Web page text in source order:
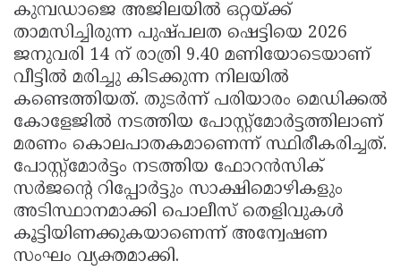
കുമ്പഡാജെ അജിലയിൽ ഒറ്റയ്ക്ക്
താമസിച്ചിരുന്ന പുഷ്പലത ഷെട്ടിയെ 2026
ജനുവരി 14 ന് രാത്രി 9.40 മണിയോടെയാണ്
വീട്ടിൽ മരിച്ചു കിടക്കുന്ന നിലയിൽ
കണ്ടെത്തിയത്. തുടർന്ന് പരിയാരം മെഡിക്കൽ
കോളേജിൽ നടത്തിയ പോസ്റ്റ്മോർട്ടത്തിലാണ്
മരണം കൊലപാതകമാണെന്ന് സ്ഥിരീകരിച്ചത്.
പോസ്റ്റ്മോർട്ടം നടത്തിയ ഫോറൻസിക്
സർജന്റെ റിപ്പോർട്ടും സാക്ഷിമൊഴികളും
അടിസ്ഥാനമാക്കി പൊലീസ് തെളിവുകൾ
കൂട്ടിയിണക്കുകയാണെന്ന് അന്വേഷണ
സംഘം വ്യക്തമാക്കി.